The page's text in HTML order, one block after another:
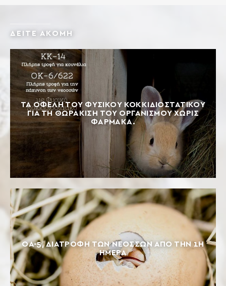
ΔΕΙΤΕ ΑΚΟΜΗ
ΤΑ ΟΦΈΛΗ ΤΟΥ ΦΥΣΙΚΟΎ ΚΟΚΚΙΔΙΟΣΤΑΤΙΚΟΎ
ΓΙΑ ΤΗ ΘΩΡΆΚΙΣΗ ΤΟΥ ΟΡΓΑΝΙΣΜΟΎ ΧΩΡΊΣ
ΦΆΡΜΑΚΑ.
ΟΑ-5, ΔΙΑΤΡΟΦΉ ΤΩΝ ΝΕΟΣΣΏΝ ΑΠΌ ΤΗΝ 1Η
ΗΜΈΡΑ